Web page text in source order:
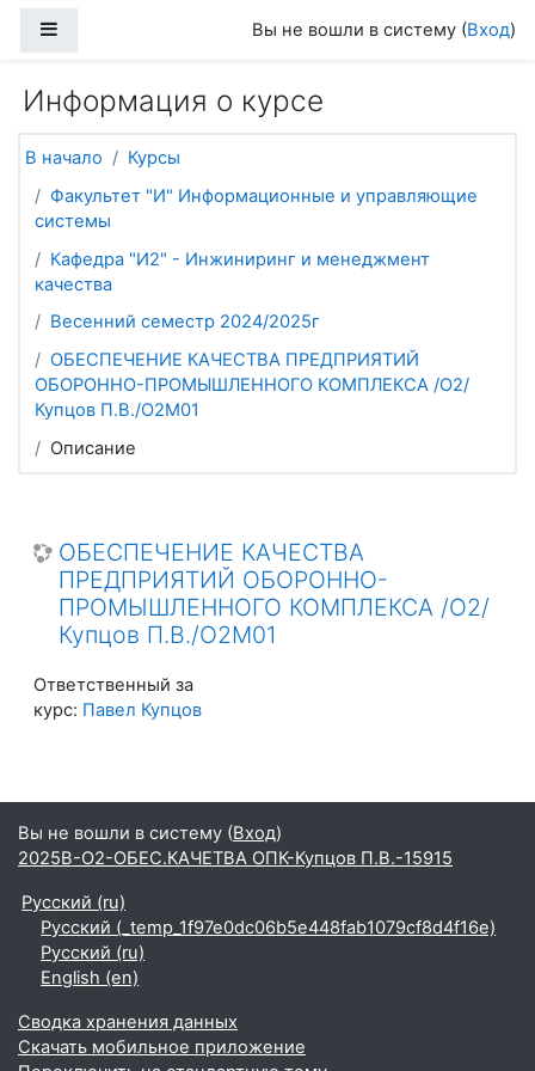
Вы не вошли в систему (Вход)
Информация о курсе
В начало
Курсы
Факультет "И" Информационные и управляющие
системы
Кафедра "И2" - Инжиниринг и менеджмент
качества
Весенний семестр 2024/2025г
ОБЕСПЕЧЕНИЕ КАЧЕСТВА ПРЕДПРИЯТИЙ
ОБОРОННО-ПРОМЫШЛЕННОГО КОМПЛЕКСА /О2/
Купцов П.В./О2М01
Описание
ОБЕСПЕЧЕНИЕ КАЧЕСТВА
ПРЕДПРИЯТИЙ ОБОРОННО-
ПРОМЫШЛЕННОГО КОМПЛЕКСА /О2/
Купцов П.В./О2М01
Ответственный за
курс: Павел Купцов
Вы не вошли в систему (Вход)
2025В-О2-ОБЕС.КАЧЕТВА ОПК-Купцов П.В.-15915
Русский ‎(ru)‎
Русский ‎(_temp_1f97e0dc06b5e448fab1079cf8d4f16e)‎
Русский ‎(ru)‎
English ‎(en)‎
Сводка хранения данных
Скачать мобильное приложение